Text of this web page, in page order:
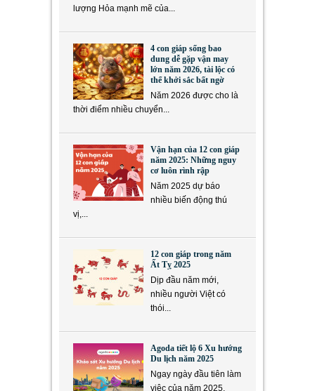
lượng Hỏa mạnh mẽ của...
4 con giáp sống bao
dung dễ gặp vận may
lớn năm 2026, tài lộc có
thể khởi sắc bất ngờ
Năm 2026 được cho là
thời điểm nhiều chuyển...
Vận hạn của 12 con giáp
năm 2025: Những nguy
cơ luôn rình rập
Năm 2025 dự báo
nhiều biến động thú
vị,...
12 con giáp trong năm
Ất Tỵ 2025
Dịp đầu năm mới,
nhiều người Việt có
thói...
Agoda tiết lộ 6 Xu hướng
Du lịch năm 2025
Ngay ngày đầu tiên làm
việc của năm 2025,